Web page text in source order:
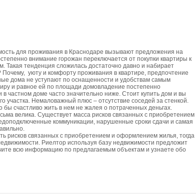
для проживания в Краснодаре вызывают предложения на
внимание горожан переключается от покупки квартиры к
Такая тенденция сложилась достаточно давно и набирает
Почему, уюту и комфорту проживания в квартире, предпочтение
дома не уступают по оснащенности и удобствам самым
и равное ей по площади домовладение постепенно
частном доме часто значительно ниже. Стоит купить дом и вы
участка. Немаловажный плюс – отсутствие соседей за стенкой.
бы счастливо жить в нем не жалея о потраченных деньгах.
велика. Существует масса рисков связанных с приобретением
коммуникации, нарушенные сроки сдачи и самая
рисков связанных с приобретением и оформлением жилья, тогда
Риелтор используя базу недвижимости предложит
всю информацию по предлагаемым объектам и узнаете обо